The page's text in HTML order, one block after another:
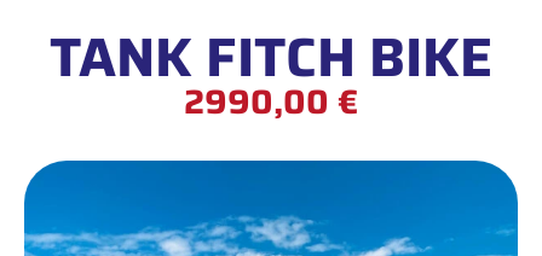
TANK FITCH BIKE
2990,00 €